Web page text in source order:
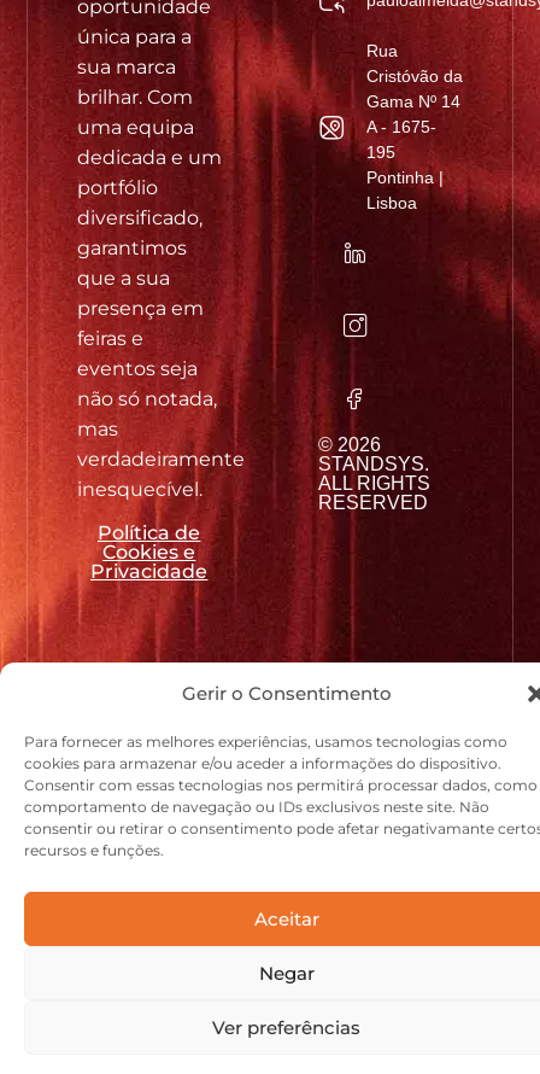
Gerir o Consentimento
Para fornecer as melhores experiências, usamos tecnologias como
cookies para armazenar e/ou aceder a informações do dispositivo.
Consentir com essas tecnologias nos permitirá processar dados, como
comportamento de navegação ou IDs exclusivos neste site. Não
consentir ou retirar o consentimento pode afetar negativamante
recursos e funções.
Aceitar
Negar
Ver preferências
oportunidade
única para a
sua marca
brilhar. Com
uma equipa
dedicada e um
portfólio
diversificado,
garantimos
que a sua
presença em
feiras e
eventos seja
não só notada,
mas
verdadeiramente
inesquecível.
Política de
Cookies e
Privacidade
Rua
Cristóvão da
Gama Nº 14
A - 1675-
195
Pontinha |
Lisboa
© 2026
STANDSYS.
ALL RIGHTS
RESERVED